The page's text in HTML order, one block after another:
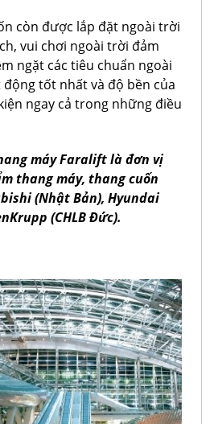
còn được lắp đặt ngoài trời
vui chơi ngoài trời đảm
ngặt các tiêu chuẩn ngoài
tốt nhất và độ bền của
ngay cả trong những điều
máy Faralift là đơn vị
thang máy, thang cuốn
(Nhật Bản), Hyundai
(CHLB Đức).